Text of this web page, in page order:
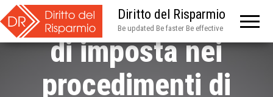
Diritto del Risparmio
Be updated Be faster Be effective
Giustizia – Credito
di imposta nei
procedimenti di